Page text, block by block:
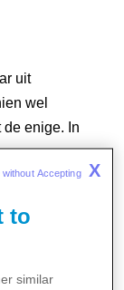
uit
wel
enige. In
waren er
het
heb.
heb het over
in het
to
similar
without Accepting X